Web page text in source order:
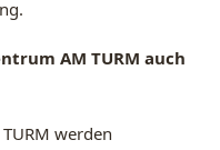
AM TURM auch
werden